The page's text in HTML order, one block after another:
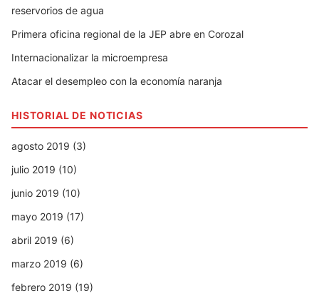
reservorios de agua
Primera oficina regional de la JEP abre en Corozal
Internacionalizar la microempresa
Atacar el desempleo con la economía naranja
HISTORIAL DE NOTICIAS
agosto 2019 (3)
julio 2019 (10)
junio 2019 (10)
mayo 2019 (17)
abril 2019 (6)
marzo 2019 (6)
febrero 2019 (19)